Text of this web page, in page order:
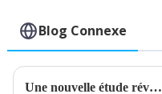
Blog Connexe
Une nouvelle étude révèle les risques potentiels du polyéthylène chloré pour la santé